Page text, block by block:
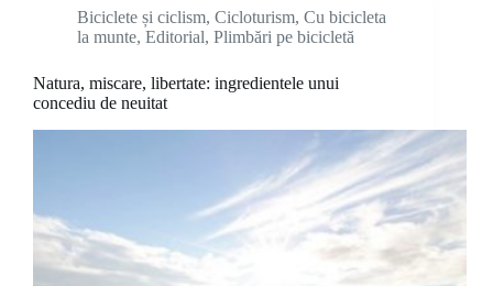
Biciclete și ciclism, Cicloturism, Cu bicicleta
la munte, Editorial, Plimbări pe bicicletă
Natura, miscare, libertate: ingredientele unui
concediu de neuitat